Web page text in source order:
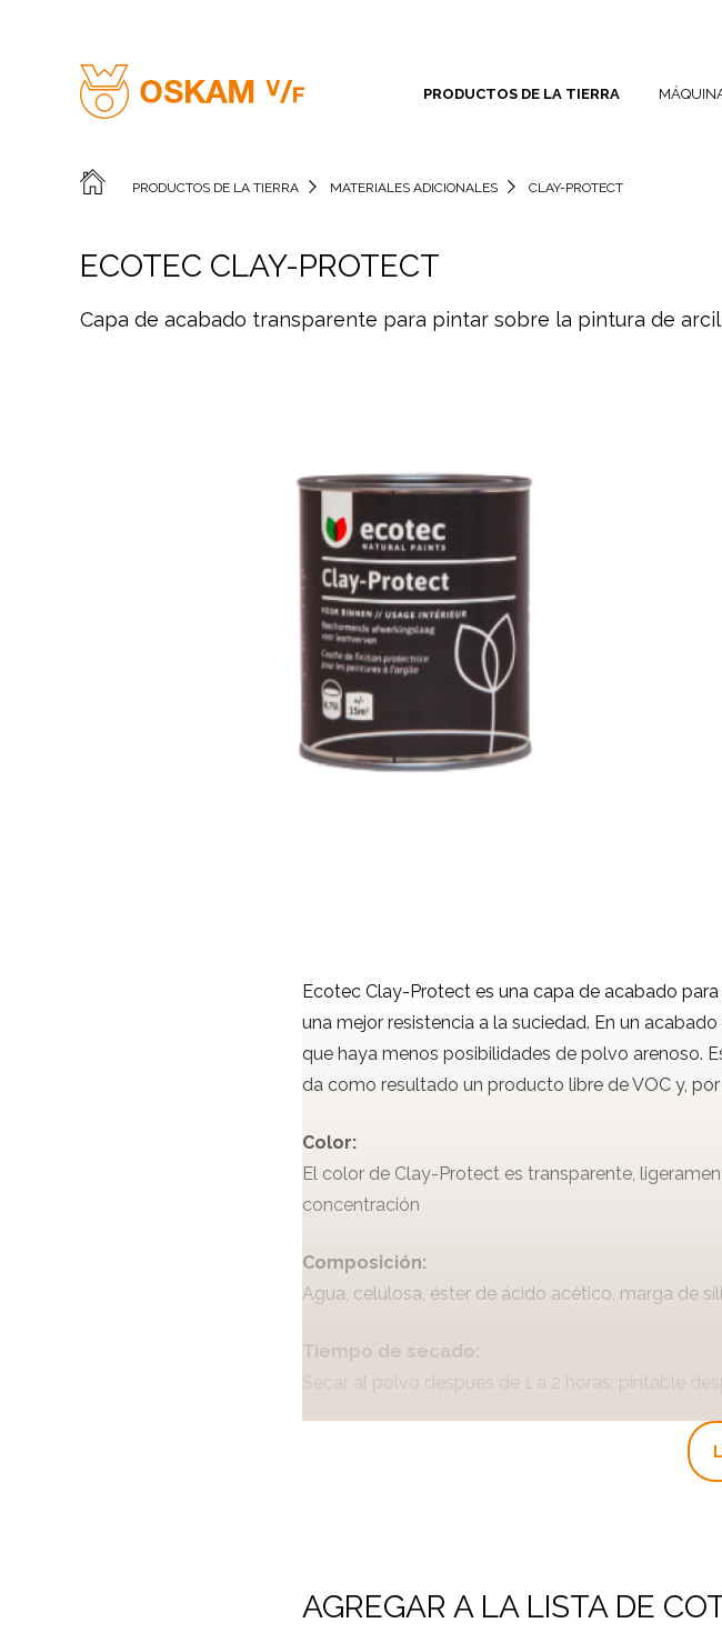
PRODUCTOS DE LA TIERRA
PRODUCTOS DE LA TIERRA MATERIALES ADICIONALES CLAY-PROTECT
ECOTEC CLAY-PROTECT
Capa de acabado transparente para pintar sobre la pintura de
Ecotec Clay-Protect es una capa de acabado
una mejor resistencia a la suciedad. En un
que haya menos posibilidades de polvo arenoso.
da como resultado un producto libre de VOC y,
Color:
El color de Clay-Protect es transparente,
concentración
Composición:
Agua, celulosa, éster de ácido acético, marga de
Tiempo de secado:
Secar al polvo después de 1 a 2 horas; pintable
AGREGAR A LA LISTA DE